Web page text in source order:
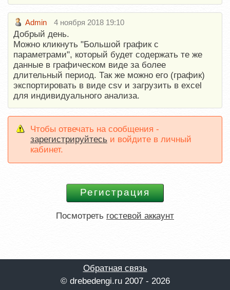
Admin 4 ноября 2018 19:10
Добрый день.
Можно кликнуть "Большой график с
параметрами", который будет содержать те же
данные в графическом виде за более
длительный период. Так же можно его (график)
экспортировать в виде csv и загрузить в excel
для индивидуального анализа.
Чтобы отвечать на сообщения -
зарегистрируйтесь и войдите в личный
кабинет.
Посмотреть гостевой аккаунт
Обратная связь
© drebedengi.ru 2007 - 2026